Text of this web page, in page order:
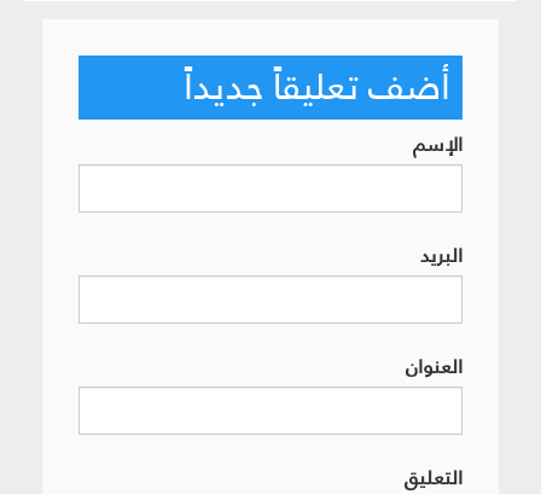
أضف تعليقاً جديداً
الإسم
البريد
العنوان
التعليق